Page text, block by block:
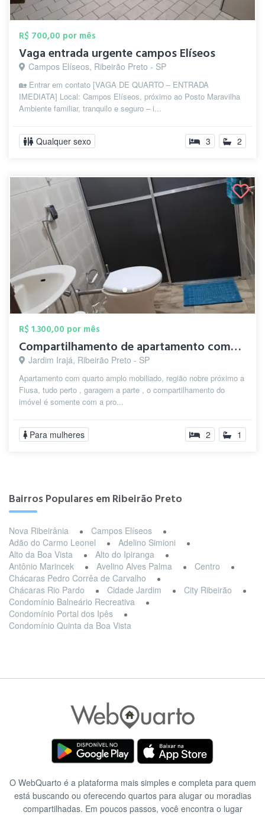
R$ 700,00 por mês
Vaga entrada urgente campos Elíseos
Campos Elíseos, Ribeirão Preto - SP
🏡 Entrar em contato [VAGA DE QUARTO – ENTRADA
IMEDIATA] Local: Campos Elíseos, próximo ao Posto Maravilha
Ambiente familiar, tranquilo e seguro – i...
Qualquer sexo 3 2
R$ 1.300,00 por mês
Compartilhamento de apartamento completo
Jardim Irajá, Ribeirão Preto - SP
Apartamento com quarto amplo mobiliado, região nobre próximo a
Fiusa, tudo perto , garagem a parte , o compartilhamento do
imóvel é somente com a pro...
Para mulheres 2 1
Bairros Populares em Ribeirão Preto
Nova Ribeirânia
Campos Elíseos
Adão do Carmo Leonel
Adelino Simioni
Alto da Boa Vista
Alto do Ipiranga
Antônio Marincek
Avelino Alves Palma
Centro
Chácaras Pedro Corrêa de Carvalho
Chácaras Rio Pardo
Cidade Jardim
City Ribeirão
Condomínio Balneário Recreativa
Condomínio Portal dos Ipês
Condomínio Quinta da Boa Vista
O WebQuarto é a plataforma mais simples e completa para quem
está buscando ou oferecendo quartos para alugar ou moradias
compartilhadas. Em poucos passos, você encontra o lugar